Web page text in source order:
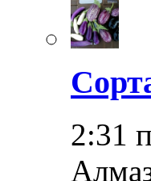
2:31